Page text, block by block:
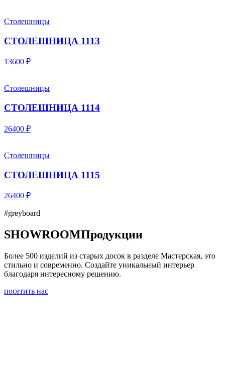
Столешницы
СТОЛЕШНИЦА 1113
13600 ₽
Столешницы
СТОЛЕШНИЦА 1114
26400 ₽
Столешницы
СТОЛЕШНИЦА 1115
26400 ₽
#greyboard
SHOWROOMПродукции
Более 500 изделий из старых досок в разделе Мастерская, это
стильно и современно. Создайте уникальный интерьер
благодаря интересному решению.
посетить нас